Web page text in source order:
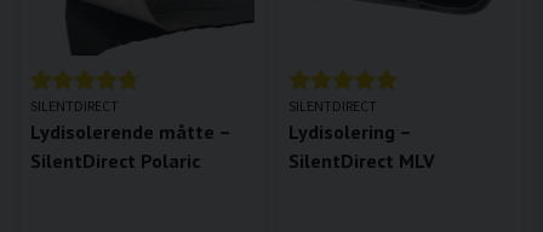
SILENTDIRECT
Lydisolerende måtte –
SilentDirect Polaric
SILENTDIRECT
Lydisolering –
SilentDirect MLV